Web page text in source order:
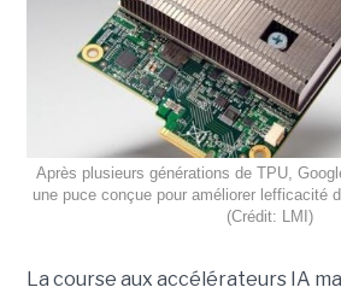
Après plusieurs générations de TPU,
une puce conçue pour améliorer lefficacité
(Crédit: LMI)
La course aux accélérateurs IA